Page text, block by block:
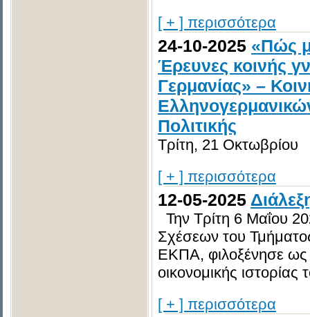
[ + ] περισσότερα
24-10-2025 «Πώς
Έρευνες κοινής
Γερμανίας» –
Πολιτικής
Τρίτη, 21 Οκτωβρίου
[ + ] περισσότερα
12-05-2025
Την Τρίτη 6 Μαΐου
Σχέσεων του
ΕΚΠΑ, φιλοξένησε ως
οικονομικής ιστορίας
[ + ] περισσότερα